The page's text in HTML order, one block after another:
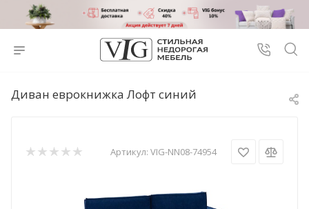
Диван еврокнижка Лофт синий
Артикул: VIG-NN08-74954